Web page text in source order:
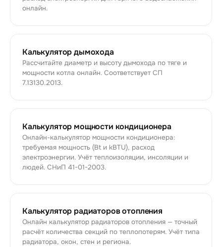
онлайн.
Калькулятор дымохода
Рассчитайте диаметр и высоту дымохода по тяге и
мощности котла онлайн. Соответствует СП
7.13130.2013.
Калькулятор мощности кондиционера
Онлайн-калькулятор мощности кондиционера:
требуемая мощность (Bt и kBTU), расход
электроэнергии. Учёт теплоизоляции, инсоляции и
людей. СНиП 41-01-2003.
Калькулятор радиаторов отопления
Онлайн калькулятор радиаторов отопления — точный
расчёт количества секций по теплопотерям. Учёт типа
радиатора, окон, стен и региона.